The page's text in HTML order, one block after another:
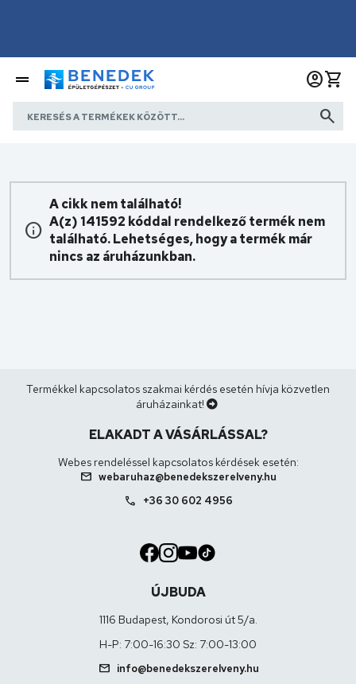
A cikk nem található!
A(z) 141592 kóddal rendelkező termék nem
található. Lehetséges, hogy a termék már
nincs az áruházunkban.
Termékkel kapcsolatos szakmai kérdés esetén hívja közvetlen
áruházainkat!
ELAKADT A VÁSÁRLÁSSAL?
Webes rendeléssel kapcsolatos kérdések esetén:
mail webaruhaz@benedekszerelveny.hu
call +36 30 602 4956
ÚJBUDA
1116 Budapest, Kondorosi út 5/a.
H-P: 7:00-16:30 Sz: 7:00-13:00
mail info@benedekszerelveny.hu